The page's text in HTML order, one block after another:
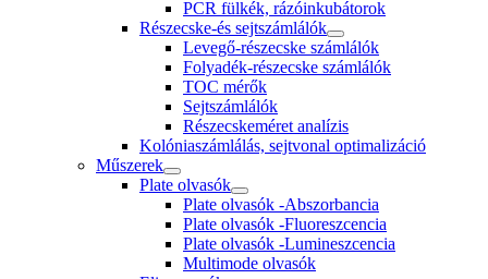
PCR fülkék, rázóinkubátorok
Részecske-és sejtszámlálók
Levegő-részecske számlálók
Folyadék-részecske számlálók
TOC mérők
Sejtszámlálók
Részecskeméret analízis
Kolóniaszámlálás, sejtvonal optimalizáció
Műszerek
Plate olvasók
Plate olvasók -Abszorbancia
Plate olvasók -Fluoreszcencia
Plate olvasók -Lumineszcencia
Multimode olvasók